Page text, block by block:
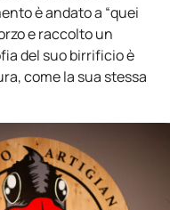
è andato a “quei
e raccolto un
del suo birrificio è
come la sua stessa